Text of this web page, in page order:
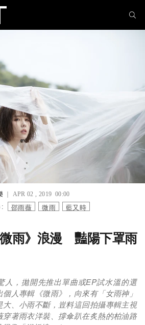
｜ APR 02 , 2019 00:00
: 邵雨薇 微雨 藍又時
雨》浪漫 豔陽下罩雨
人，拋開先推出單曲或EP試水溫的選
人專輯《微雨》，向來有「女雨神」
、小雨不斷，豈料這回拍攝專輯主視
穿著雨衣洋裝、撐傘趴在炙熱的柏油路